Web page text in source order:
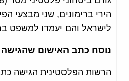
הירי ברימונים, שני מבצעי
לישראל והם יעמדו למשפט
נוסח כתב האישום שהגישה
הרשות הפלסטינית הגישה